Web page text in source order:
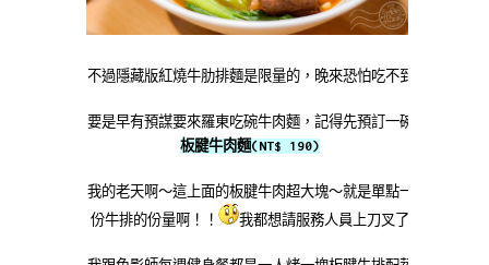
不過隱藏版紅燒牛肋排麵是限量的，晚來恐怕吃不到
要是早有預謀要來羅東吃碗牛肉麵，記得先預訂一碗
板腱牛肉麵(NT$ 190)
我的老天啊～這上面的板腱牛肉超大塊～就是單點一
份牛排的份量啊！！
我都想請服務人員上刀叉了